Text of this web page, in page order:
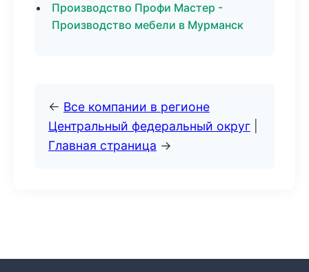
Производство Профи Мастер -
Производство мебели в Мурманск
← Все компании в регионе
Центральный федеральный округ
Главная страница →